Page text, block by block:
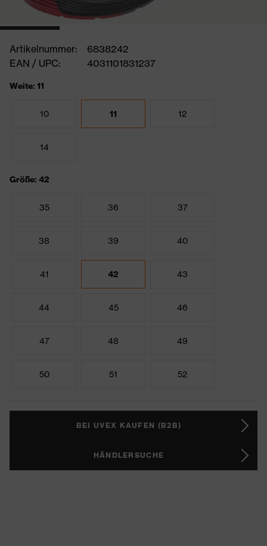
Artikelnummer:
6838242
EAN / UPC:
4031101831237
Weite: 11
10 11 12
14
Größe: 42
35 36 37
38 39 40
41 42 43
44 45 46
47 48 49
50 51 52
BEI UVEX KAUFEN (B2B)
HÄNDLERSUCHE